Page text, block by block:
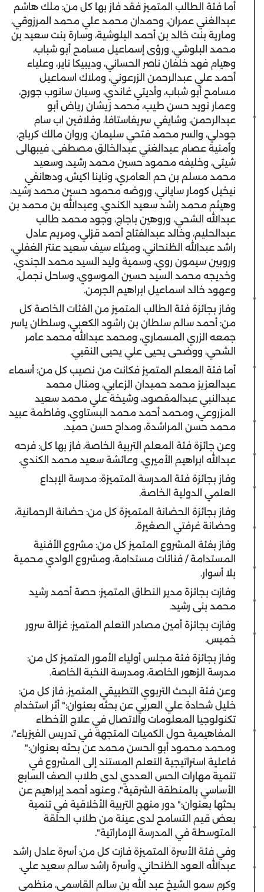
أما فئة الطالب المتميز فقد فاز بها كل من: ملك هاشم
عبدالغني عمران، وحمدان محمد علي محمد المرزوقي،
ومارية بنت خالد بن أحمد البلوشية، وسارة بنت سعيد بن
محمد البلوشي، ورؤى إسماعيل مسامح أبو شباب،
وهيام فهد خلفان ناصر الحساني، وديبيكا ناير، وعلياء
أحمد علي عبدالرحمن الزرعوني، وملاك اسماعيل
مسامح أبو شباب، وأديتي غاندي، وسيان سانوب جورج،
وعمار نويد حسن طيب، محمد زيشان رياض أبو
عبدالرحمن، وشايفي سريفاستافا، وفلافين اب سام
جودلي، والسر محمد فتحي سليمان، وروان مالك كرباج،
وأمنية عصام عبدالغني عبدالخالق مصطفى، فيبهالى
شيتى، وخليفه محمود حسين محمد رشيد، وسعيد
محمد مسلم بن حم العامري، وناينا اكيش، ودهانفي
نيخيل كومار ساياني، وروضه محمود حسين محمد رشيد،
وهيثم محمد راشد سعيد الكندي، وعبدالله بن محمد بن
عبدالله الشحي، وروهين باجاج، وجود محمد طالب
عبدالحليم، وخالد عبدالفتاح أحمد قزلي، ومريم عادل
راشد عبدالله الظنحاني، وميثاء سيف سعيد عنتر الغفلي،
وروبين سيمون روي، وسمية وليد السيد محمد الجندي،
وخديجه محمد السيد حسين الموسوي، وساحل نجمل،
وعهود خالد اسماعيل ابراهيم الجرمن.
وفاز بجائزة فئة الطالب المتميز من الفئات الخاصة كل
من: أحمد سالم سلطان بن راشود الكعبي، وسلطان ياسر
جمعه الزري المسماري، ومحمد عبدالله محمد عامر
الشحي، ووضحى يحيى علي يحيى النقبي.
أما فئة المعلم المتميز فكانت من نصيب كل من: أسماء
عبدالعزيز محمد حميدان الزعابي، ومنال محمد
عبدالنبي عبدالمقصود، وشيخة علي محمد سعيد
المزروعي، ومحمد أحمد محمد البستاوي، وفاطمة عبيد
محمد حسن المراشدة، ومداح حسن حميد.
وعن جائزة فئة المعلم التربية الخاصة، فاز بها كل: فرحه
عبدالله ابراهيم الأميري، وعائشة سعيد محمد الكندي.
وفاز بجائزة فئة المدرسة المتميزة: مدرسة الإبداع
العلمي الدولية الخاصة.
وفاز بجائزة الحضانة المتميزة كل من: حضانة الرحمانية،
وحضانة غرفتي الصغيرة.
وفاز بفئة المشروع المتميز كل من: مشروع الأفنية
المستدامة / فنائات مستدامة، ومشروع الوادي محمية
بلا أسوار.
وفازت بجائزة مدير النطاق المتميز: حصة أحمد رشيد
محمد بنى رشيد.
وفازت بجائزة أمين مصادر التعلم المتميز: غزالة سرور
خميس.
وفاز بجائزة فئة مجلس أولياء الأمور المتميز كل من:
مدرسة الزهور الخاصة، ومدرسة النخبة الخاصة.
وعن فئة البحث التربوي التطبيقي المتميز، فاز كل من:
خليل شحادة علي العربي عن بحثه بعنوان:" أثر استخدام
تكنولوجيا المعلومات والاتصال في علاج الأخطاء
المفاهيمية حول الكميات المتجهة في تدريس الفيزياء"،
ومحمد محمود أبو الحسن محمد عن بحثه بعنوان:"
فاعلية استراتيجية التعلم المستند إلى المشروع في
تنمية مهارات الحس العددي لدى طلاب الصف السابع
الأساسي بالمنطقة الشرقية"، وعنود أحمد إبراهيم عن
بحثها بعنوان:" دور منهج التربية الأخلاقية في تنمية
بعض قيم التسامح لدى عينة من طلاب الحلقة
المتوسطة في المدرسة الإماراتية".
وفي فئة الأسرة المتميزة فازت كل من: أسرة عادل راشد
عبدالله العود الظنحاني، وأسرة راشد سالم سعيد علي.
وكرم سمو الشيخ عبد الله بن سالم القاسمي، منظمي